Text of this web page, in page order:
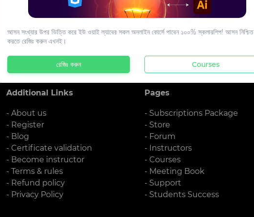
Additional Links
- About us
- Register
- Blog
- Certificate validation
- Become instructor
- Terms & rules
- Refund policy
- Privacy Policy
Pages
- Subscriptions Package
- Store
- Forum
- Instructors
- Courses
- Meeting Book
- Support
- Students Success
আসন সংখ্যার উপর ভিত্তি করে ইউ ওয়াই ল্যাবের সকল অনলাইন কোর্সে পাবেন ১০০% স্কলারশিপ! আসন নিশ্চিত
করতে রেজিঃ করুন এখনই।
রেজিঃ করুন Courses